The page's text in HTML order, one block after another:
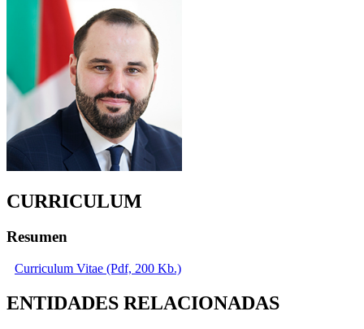
CURRICULUM
Resumen
Curriculum Vitae (Pdf, 200 Kb.)
ENTIDADES RELACIONADAS